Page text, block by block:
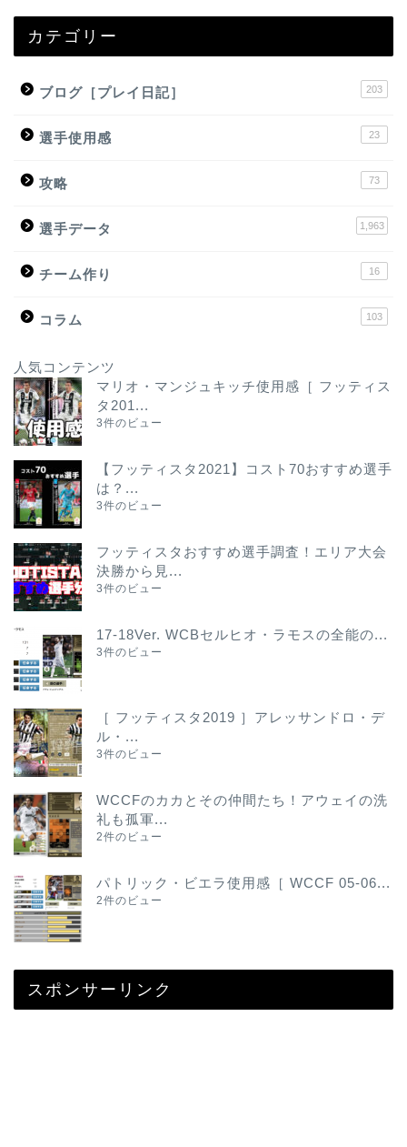
カテゴリー
ブログ［プレイ日記］ 203
選手使用感 23
攻略 73
選手データ 1,963
チーム作り 16
コラム 103
人気コンテンツ
マリオ・マンジュキッチ使用感［ フッティス
タ201...
3件のビュー
【フッティスタ2021】コスト70おすすめ選手
は？...
3件のビュー
フッティスタおすすめ選手調査！エリア大会
決勝から見...
3件のビュー
17-18Ver. WCBセルヒオ・ラモスの全能の...
3件のビュー
［ フッティスタ2019 ］アレッサンドロ・デ
ル・...
3件のビュー
WCCFのカカとその仲間たち！アウェイの洗
礼も孤軍...
2件のビュー
パトリック・ビエラ使用感［ WCCF 05-06...
2件のビュー
スポンサーリンク